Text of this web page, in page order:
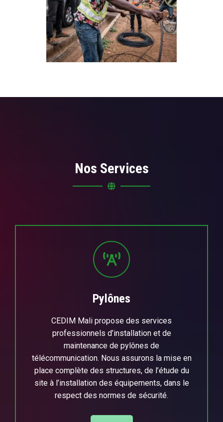
Nos Services
Pylônes
CEDIM Mali propose des services
professionnels d’installation et de
maintenance de pylônes de
télécommunication. Nous assurons la mise en
place complète des structures, de l’étude du
site à l’installation des équipements, dans le
respect des normes de sécurité.